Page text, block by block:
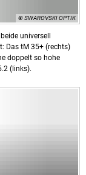
© SWAROVSKI OPTIK
universell
Das tM 35+ (rechts)
doppelt so hohe
(links).